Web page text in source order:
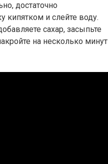
достаточно
кипятком и слейте воду.
сахар, засыпьте
на несколько минут